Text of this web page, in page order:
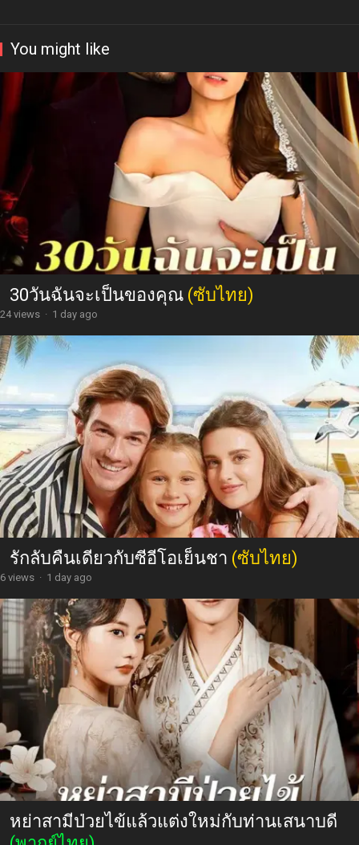
You might like
30วันฉันจะเป็นของคุณ (ซับไทย)
24 views · 1 day ago
รักลับคืนเดียวกับซีอีโอเย็นชา (ซับไทย)
6 views · 1 day ago
หย่าสามีป่วยไข้แล้วแต่งใหม่กับท่านเสนาบดี